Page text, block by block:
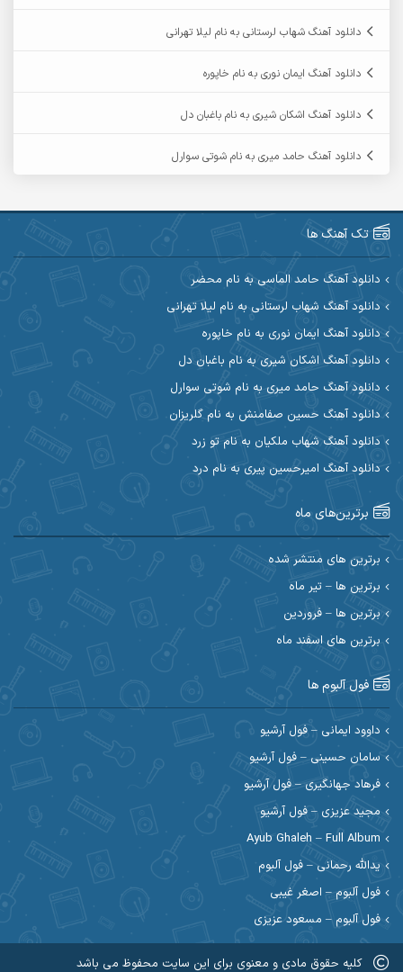
آرین صیادی
آرین مریدی
آوات بوکانی آوات یگانه
آیت احمدنژاد
ابراهیم شمس ابوالحسن جاویدان
ابی حسینی
احسان آیینفر
احسان امیدوار
احسان حیدری احسان دریادل
احسان رمضانی احسان علیانی
احسان کریمی احسان کمری
احسان مرادیان احمد اسلامی
احمد بیرانوند
احمد صحراییان
احمد نازدار احمد نوریان
احمدرضا امرایی
ارسلان منصوری ارسی بند
اسماعیل منتی
دانلود آهنگ شهاب لرستانی به نام لیلا تهرانی
دانلود آهنگ ایمان نوری به نام خاپوره
دانلود آهنگ اشکان شیری به نام باغبان دل
دانلود آهنگ حامد میری به نام شوتی سوارل
تک آهنگ ها
دانلود آهنگ حامد الماسی به نام محضر
دانلود آهنگ شهاب لرستانی به نام لیلا تهرانی
دانلود آهنگ ایمان نوری به نام خاپوره
دانلود آهنگ اشکان شیری به نام باغبان دل
دانلود آهنگ حامد میری به نام شوتی سوارل
دانلود آهنگ حسین صفامنش به نام گلریزان
دانلود آهنگ شهاب ملکیان به نام تو زرد
دانلود آهنگ امیرحسین پیری به نام درد
برترین‌های ماه
برترین های منتشر شده
برترین ها – تیر ماه
برترین ها – فروردین
برترین های اسفند ماه
فول آلبوم ها
داوود ایمانی – فول آرشیو
سامان حسینی – فول آرشیو
فرهاد جهانگیری – فول آرشیو
مجید عزیزی – فول آرشیو
Ayub Ghaleh – Full Album
یدالله رحمانی – فول آلبوم
فول آلبوم – اصغر غیبی
فول آلبوم – مسعود عزیزی
کلیه حقوق مادی و معنوی برای این سایت محفوظ می باشد